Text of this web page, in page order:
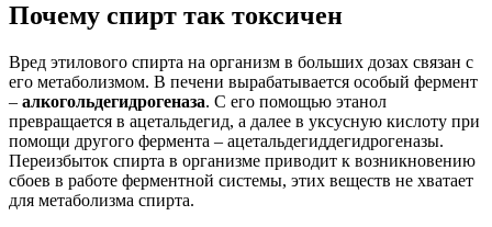
Почему спирт так токсичен
Вред этилового спирта на организм в больших дозах связан с
его метаболизмом. В печени вырабатывается особый фермент
– алкогольдегидрогеназа. С его помощью этанол
превращается в ацетальдегид, а далее в уксусную кислоту при
помощи другого фермента – ацетальдегиддегидрогеназы.
Переизбыток спирта в организме приводит к возникновению
сбоев в работе ферментной системы, этих веществ не хватает
для метаболизма спирта.